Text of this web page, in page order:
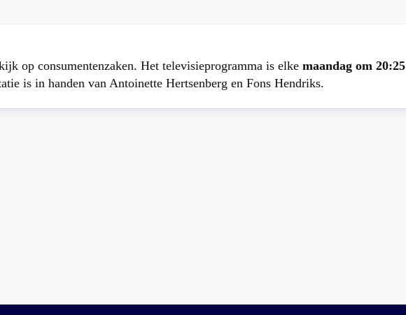
op consumentenzaken. Het televisieprogramma is elke maandag om 20:25
is in handen van Antoinette Hertsenberg en Fons Hendriks.